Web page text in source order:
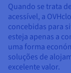
Quando se trata
acessível, a
concebidas para
esteja apenas a
uma forma
soluções de
excelente valor.